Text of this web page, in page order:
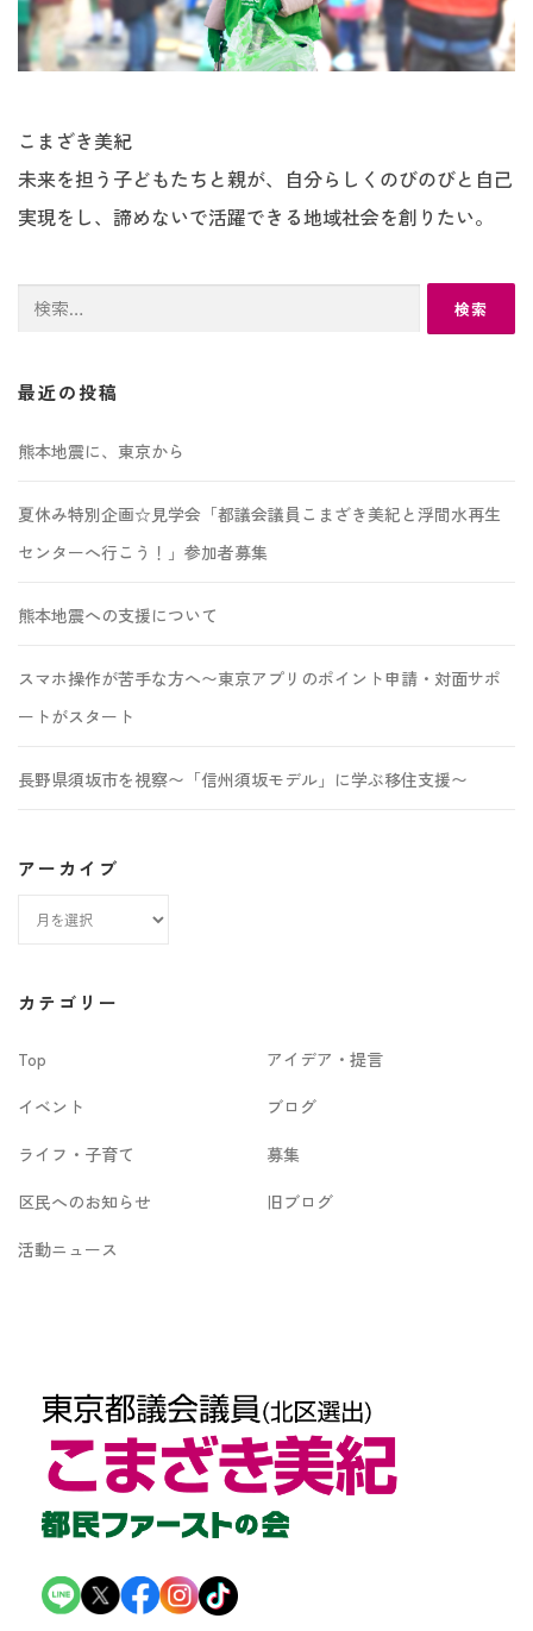
こまざき美紀
未来を担う子どもたちと親が、自分らしくのびのびと自己
実現をし、諦めないで活躍できる地域社会を創りたい。
検
最近の投稿
熊本地震に、東京から
夏休み特別企画☆見学会「都議会議員こまざき美紀と浮間水再生
センターへ行こう！」参加者募集
熊本地震への支援について
スマホ操作が苦手な方へ〜東京アプリのポイント申請・対面サポ
ートがスタート
長野県須坂市を視察〜「信州須坂モデル」に学ぶ移住支援〜
アーカイブ
カ
ブ
カテゴリー
Top
アイデア・提言
イベント
ブログ
ライフ・子育て
募集
区民へのお知らせ
旧ブログ
活動ニュース